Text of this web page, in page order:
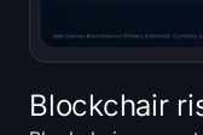
Blockchair